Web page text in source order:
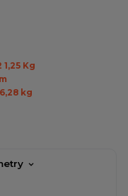
1,25 Kg
kg